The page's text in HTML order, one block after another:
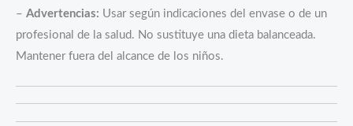
– Advertencias: Usar según indicaciones del envase o de un
profesional de la salud. No sustituye una dieta balanceada.
Mantener fuera del alcance de los niños.